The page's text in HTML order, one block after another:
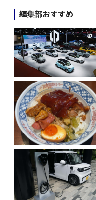
編集部おすすめ